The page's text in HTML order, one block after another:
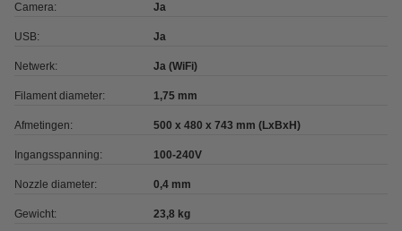
Camera: Ja
USB: Ja
Netwerk: Ja (WiFi)
Filament diameter: 1,75 mm
Afmetingen: 500 x 480 x 743 mm (LxBxH)
Ingangsspanning: 100-240V
Nozzle diameter: 0,4 mm
Gewicht: 23,8 kg